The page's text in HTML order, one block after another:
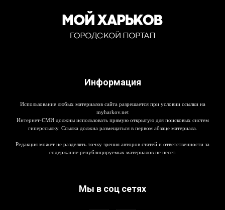
Информация
Использование любых материалов сайта разрешается при условии ссылки на
myharkov.net
Интернет-СМИ должны использовать прямую открытую для поисковых систем
гиперссылку. Ссылка должна размещаться в первом абзаце материала.
Редакция может не разделять точку зрения авторов статей и ответственности за
содержание републицируемых материалов не несет.
Мы в соц сетях